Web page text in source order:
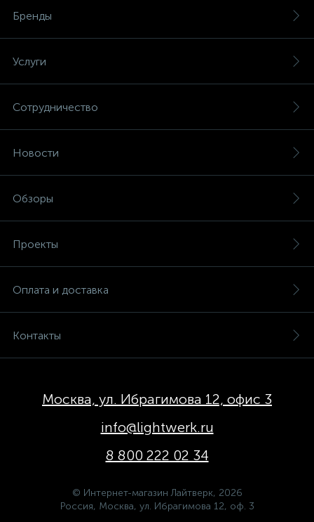
Бренды
Услуги
Сотрудничество
Новости
Обзоры
Проекты
Оплата и доставка
Контакты
Москва, ул. Ибрагимова 12, офис 3
info@lightwerk.ru
8 800 222 02 34
© Интернет-магазин Лайтверк, 2026
Россия, Москва, ул. Ибрагимова 12, оф. 3